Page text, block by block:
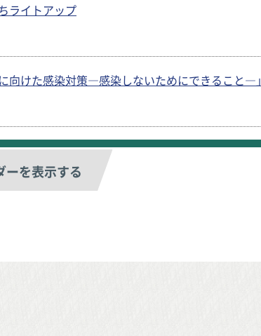
ライトアップ
向けた感染対策―感染しないためにできること―」
ーを表示する